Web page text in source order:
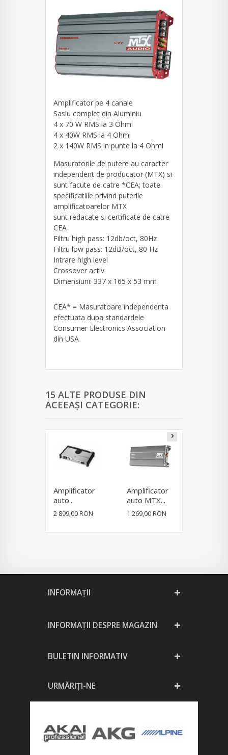
Amplificator pe 4 canale
Sasiu complet din Aluminiu
4 x 70 W RMS la 3 Ohmi
4 x 40W RMS la 4 Ohmi
2 x 140W RMS in punte la 4 Ohmi
Masuratorile de putere au caracter
independent de producator (MTX) si
sunt facute de catre *CEA; toate
specificatiile privind puterile
amplificatoarelor MTX
sunt redacate si certificate de catre
CEA
Filtru high pass: 12db/oct, 80Hz
Filtru low pass: 12dB/oct, 80 Hz
Intrare high level
Crossover activ
Dimensiuni: 337 x 165 x 53 mm
CEA* = Masuratoare independenta
efectuata dupa standardele
Consumer Electronics Association
din USA
15 ALTE PRODUSE DIN
ACEEAȘI CATEGORIE:
Amplificator
auto...
2 899,00 RON
Amplificator
auto MTX...
1 269,00 RON
INFORMAŢII
INFORMAȚII DESPRE MAGAZIN
BULETIN INFORMATIV
URMĂRIȚI-NE